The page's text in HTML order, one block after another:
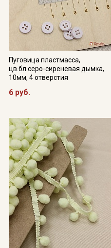
Пуговица пластмасса,
цв.бл.серо-сиреневая дымка,
10мм, 4 отверстия
6 руб.